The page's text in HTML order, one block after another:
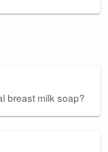
breast milk soap?